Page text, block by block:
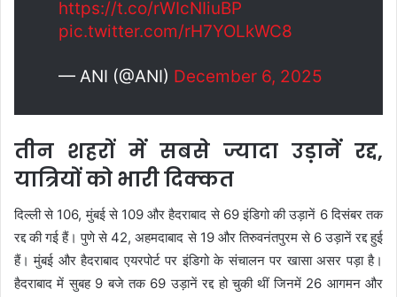
https://t.co/rWIcNIiuBP
pic.twitter.com/rH7YOLkWC8
— ANI (@ANI) December 6, 2025
तीन शहरों में सबसे ज्यादा उड़ानें रद्द,
यात्रियों को भारी दिक्कत
दिल्ली से 106, मुंबई से 109 और हैदराबाद से 69 इंडिगो की उड़ानें 6 दिसंबर तक
रद्द की गई हैं। पुणे से 42, अहमदाबाद से 19 और तिरुवनंतपुरम से 6 उड़ानें रद्द हुई
हैं। मुंबई और हैदराबाद एयरपोर्ट पर इंडिगो के संचालन पर खासा असर पड़ा है।
हैदराबाद में सुबह 9 बजे तक 69 उड़ानें रद्द हो चुकी थीं जिनमें 26 आगमन और